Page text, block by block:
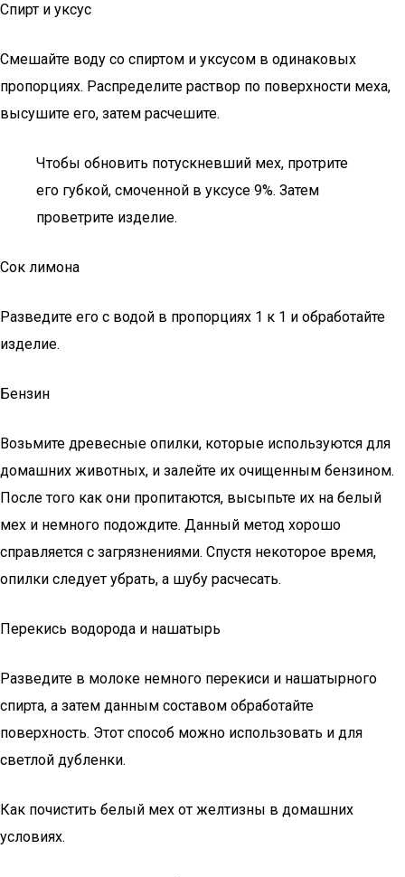
Спирт и уксус
Смешайте воду со спиртом и уксусом в одинаковых
пропорциях. Распределите раствор по поверхности меха,
высушите его, затем расчешите.
Чтобы обновить потускневший мех, протрите
его губкой, смоченной в уксусе 9%. Затем
проветрите изделие.
Сок лимона
Разведите его с водой в пропорциях 1 к 1 и обработайте
изделие.
Бензин
Возьмите древесные опилки, которые используются для
домашних животных, и залейте их очищенным бензином.
После того как они пропитаются, высыпьте их на белый
мех и немного подождите. Данный метод хорошо
справляется с загрязнениями. Спустя некоторое время,
опилки следует убрать, а шубу расчесать.
Перекись водорода и нашатырь
Разведите в молоке немного перекиси и нашатырного
спирта, а затем данным составом обработайте
поверхность. Этот способ можно использовать и для
светлой дубленки.
Как почистить белый мех от желтизны в домашних
условиях.